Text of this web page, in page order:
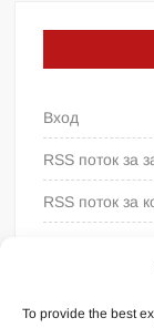
To provide the best
Вход
RSS поток за
RSS поток за